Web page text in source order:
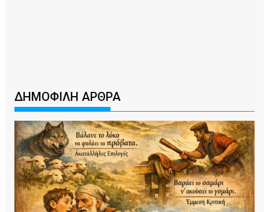
ΔΗΜΟΦΙΛΗ ΑΡΘΡΑ